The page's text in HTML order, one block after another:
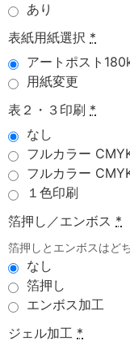
あり
表紙用紙選択 *
アートポスト
用紙変更
表２・３印刷 *
なし
フルカラー
フルカラー
１色印刷
箔押し／エンボス *
箔押しとエンボスはど
なし
箔押し
エンボス加工
ジェル加工 *